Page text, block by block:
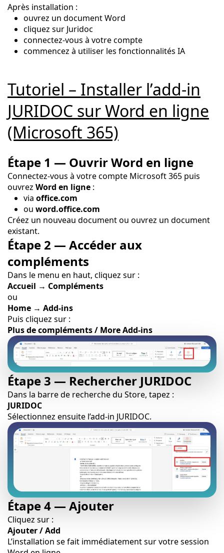
Après installation :
ouvrez un document Word
cliquez sur Juridoc
connectez-vous à votre compte
commencez à utiliser les fonctionnalités IA
Tutoriel – Installer l’add-in
JURIDOC sur Word en ligne
(Microsoft 365)
Étape 1 — Ouvrir Word en ligne
Connectez-vous à votre compte Microsoft 365 puis
ouvrez Word en ligne :
via office.com
ou word.office.com
Créez un nouveau document ou ouvrez un document
existant.
Étape 2 — Accéder aux
compléments
Dans le menu en haut, cliquez sur :
Accueil → Compléments
ou
Home → Add-ins
Puis cliquez sur :
Plus de compléments / More Add-ins
Étape 3 — Rechercher JURIDOC
Dans la barre de recherche du Store, tapez :
JURIDOC
Sélectionnez ensuite l’add-in JURIDOC.
Étape 4 — Ajouter
Cliquez sur :
Ajouter / Add
L’installation se fait immédiatement sur votre session